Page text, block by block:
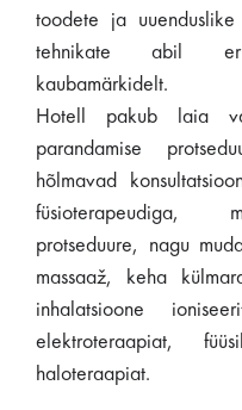
toodete ja
tehnikate abil
kaubamärkidelt.
Hotell pakub laia
parandamise
hõlmavad
füsioterapeudiga,
protseduure, nagu
massaaž, keha
inhalatsioone
elektroteraapiat,
haloteraapiat.